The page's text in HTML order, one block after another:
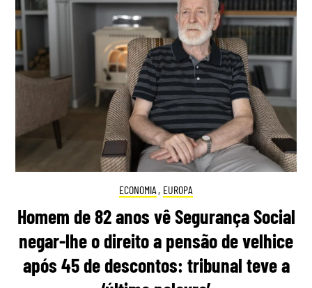
ECONOMIA , EUROPA
Homem de 82 anos vê Segurança Social
negar-lhe o direito a pensão de velhice
após 45 de descontos: tribunal teve a